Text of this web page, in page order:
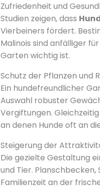
Zufriedenheit und
Studien zeigen, dass
Vierbeiners fördert.
Malinois sind anfälliger
Garten wichtig ist.
Schutz der Pflanzen und
Ein hundefreundlicher
Auswahl robuster
Vergiftungen.
an denen Hunde oft an
Steigerung der
Die gezielte Gestaltung
und Tier.
Familienzeit an der